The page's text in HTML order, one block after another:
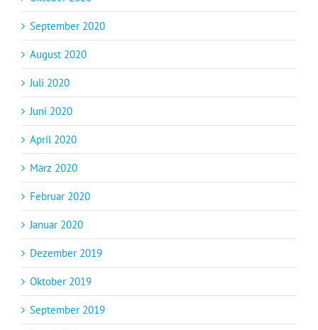
September 2020
August 2020
Juli 2020
Juni 2020
April 2020
März 2020
Februar 2020
Januar 2020
Dezember 2019
Oktober 2019
September 2019